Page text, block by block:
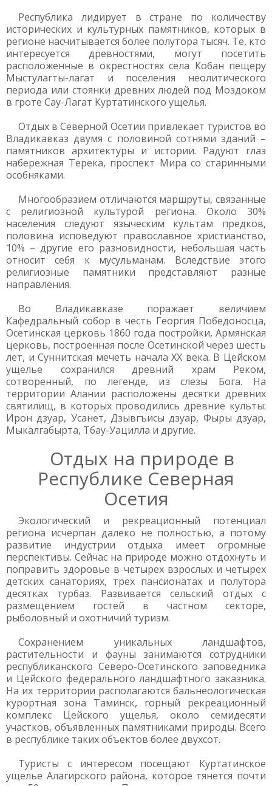
Республика лидирует в стране по количеству
исторических и культурных памятников, которых в
регионе насчитывается более полутора тысяч. Те, кто
интересуется древностями, могут посетить
расположенные в окрестностях села Кобан пещеру
Мыстулагты-лагат и поселения неолитического
периода или стоянки древних людей под Моздоком
в гроте Сау-Лагат Куртатинского ущелья.
Отдых в Северной Осетии привлекает туристов во
Владикавказ двумя с половиной сотнями зданий –
памятников архитектуры и истории. Радуют глаз
набережная Терека, проспект Мира со старинными
особняками.
Многообразием отличаются маршруты, связанные
с религиозной культурой региона. Около 30%
населения следуют языческим культам предков,
половина исповедуют православное христианство,
10% – другие его разновидности, небольшая часть
относит себя к мусульманам. Вследствие этого
религиозные памятники представляют разные
направления.
Во Владикавказе поражает величием
Кафедральный собор в честь Георгия Победоносца,
Осетинская церковь 1860 года постройки, Армянская
церковь, построенная после Осетинской через шесть
лет, и Суннитская мечеть начала XX века. В Цейском
ущелье сохранился древний храм Реком,
сотворенный, по легенде, из слезы Бога. На
территории Алании расположены десятки древних
святилищ, в которых проводились древние культы:
Ирон дзуар, Усанет, Дзывгъисы дзуар, Фыры дзуар,
Мыкалгабырта, Тбау-Уацилла и другие.
Отдых на природе в
Республике Северная
Осетия
Экологический и рекреационный потенциал
региона исчерпан далеко не полностью, а потому
развитие индустрии отдыха имеет огромные
перспективы. Сейчас на природе можно отдохнуть и
поправить здоровье в четырех взрослых и четырех
детских санаториях, трех пансионатах и полутора
десятках турбаз. Развивается сельский отдых с
размещением гостей в частном секторе,
рыболовный и охотничий туризм.
Сохранением уникальных ландшафтов,
растительности и фауны занимаются сотрудники
республиканского Северо-Осетинского заповедника
и Цейского федерального ландшафтного заказника.
На их территории располагаются бальнеологическая
курортная зона Таминск, горный рекреационный
комплекс Цейского ущелья, около семидесяти
участков, объявленных памятниками природы. Всего
в республике таких объектов более двухсот.
Туристы с интересом посещают Куртатинское
ущелье Алагирского района, которое тянется почти